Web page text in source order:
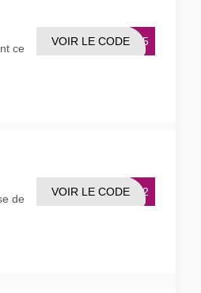
ce
CQ15
VOIR LE CODE
de
ISQ2
VOIR LE CODE